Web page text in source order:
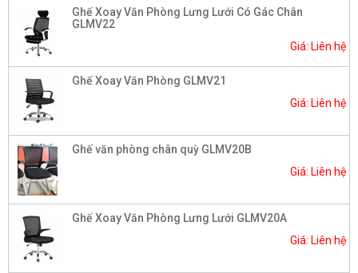
Ghế Xoay Văn Phòng Lưng Lưới Có Gác Chân
GLMV22
Giá: Liên hệ
Ghế Xoay Văn Phòng GLMV21
Giá: Liên hệ
Ghế văn phòng chân quỳ GLMV20B
Giá: Liên hệ
Ghế Xoay Văn Phòng Lưng Lưới GLMV20A
Giá: Liên hệ